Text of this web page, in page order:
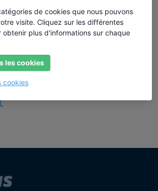
SSL
SSL
EV SSL
SSL
SSL
de cookies que nous pouvons
visite. Cliquez sur les différentes
obtenir plus d'informations sur chaque
les cookies
cookies